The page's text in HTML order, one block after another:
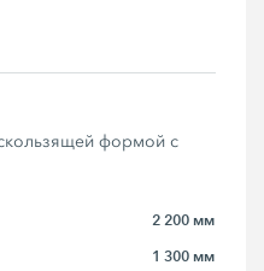
формой с
2 200 мм
1 300 мм